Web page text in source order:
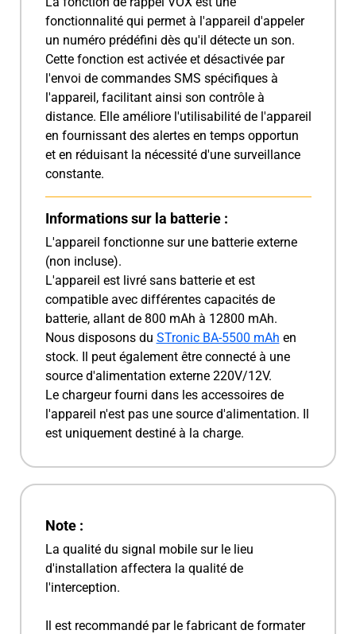
fonctionnalité qui permet à l'appareil d'appeler
un numéro prédéfini dès qu'il détecte un son.
Cette fonction est activée et désactivée par
l'envoi de commandes SMS spécifiques à
l'appareil, facilitant ainsi son contrôle à
distance. Elle améliore l'utilisabilité de l'appareil
en fournissant des alertes en temps opportun
et en réduisant la nécessité d'une surveillance
constante.
Informations sur la batterie :
L'appareil fonctionne sur une batterie externe
(non incluse).
L'appareil est livré sans batterie et est
compatible avec différentes capacités de
batterie, allant de 800 mAh à 12800 mAh.
Nous disposons du STronic BA-5500 mAh en
stock. Il peut également être connecté à une
source d'alimentation externe 220V/12V.
Le chargeur fourni dans les accessoires de
l'appareil n'est pas une source d'alimentation. Il
est uniquement destiné à la charge.
Note :
La qualité du signal mobile sur le lieu
d'installation affectera la qualité de
l'interception.
Il est recommandé par le fabricant de formater